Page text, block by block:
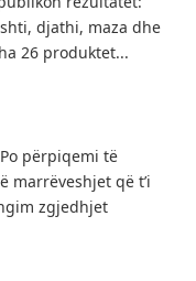
djathi, maza dhe
26 produktet...
përpiqemi të
marrëveshjet që t’i
zgjedhjet